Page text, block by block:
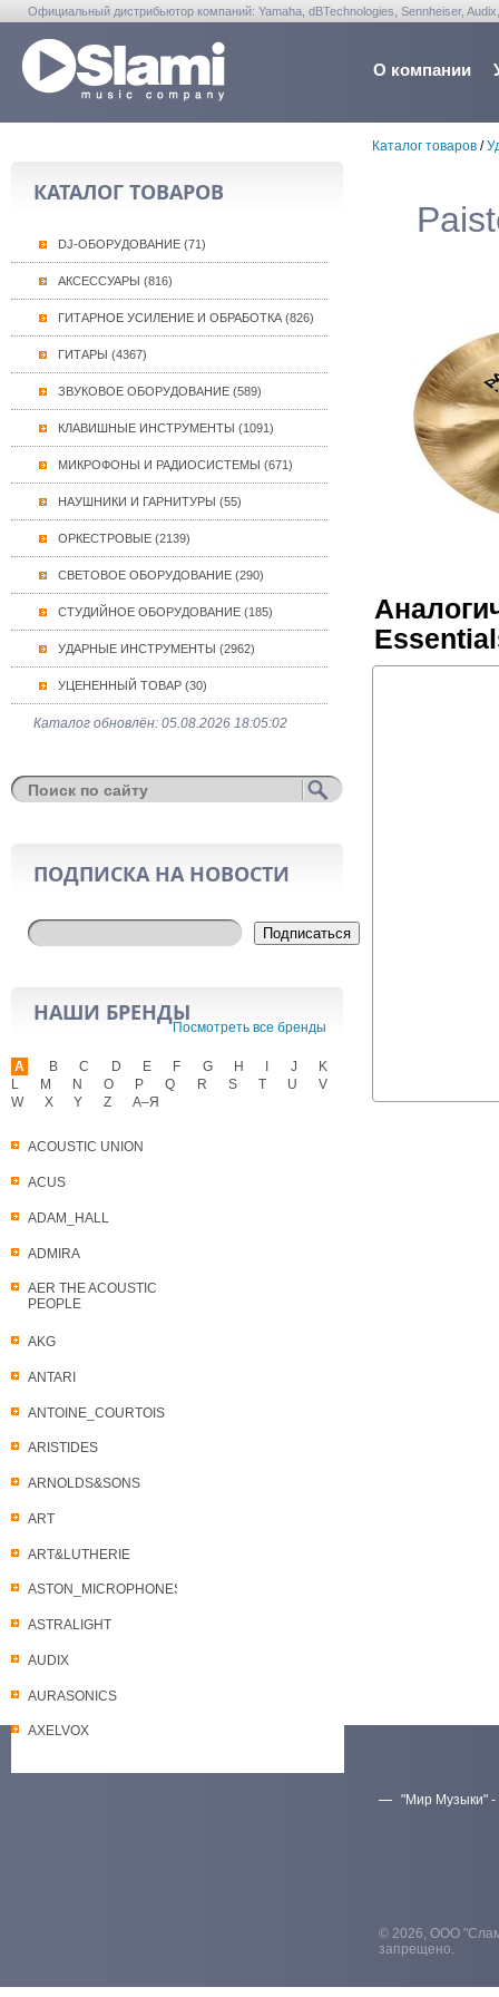
Официальный дистрибьютор компаний: Yamaha, dBTechnologies, Sennheiser,
О компании
КАТАЛОГ ТОВАРОВ
DJ-ОБОРУДОВАНИЕ (71)
АКСЕССУАРЫ (816)
ГИТАРНОЕ УСИЛЕНИЕ И ОБРАБОТКА (826)
ГИТАРЫ (4367)
ЗВУКОВОЕ ОБОРУДОВАНИЕ (589)
КЛАВИШНЫЕ ИНСТРУМЕНТЫ (1091)
МИКРОФОНЫ И РАДИОСИСТЕМЫ (671)
НАУШНИКИ И ГАРНИТУРЫ (55)
ОРКЕСТРОВЫЕ (2139)
СВЕТОВОЕ ОБОРУДОВАНИЕ (290)
СТУДИЙНОЕ ОБОРУДОВАНИЕ (185)
УДАРНЫЕ ИНСТРУМЕНТЫ (2962)
УЦЕНЕННЫЙ ТОВАР (30)
Каталог обновлён: 05.08.2026 18:05:02
ПОДПИСКА НА НОВОСТИ
Подписаться
НАШИ БРЕНДЫ
Посмотреть все бренды
A
ACOUSTIC UNION
ACUS
ADAM_HALL
ADMIRA
AER THE ACOUSTIC
PEOPLE
AKG
ANTARI
ANTOINE_COURTOIS
ARISTIDES
ARNOLDS&SONS
ART
ART&LUTHERIE
ASTON_MICROPHONES
ASTRALIGHT
AUDIX
AURASONICS
AXELVOX
B C D E F G H J
K
L
M N O P Q R S T U
V
W
X Y Z А–Я
Каталог товаров/
"Мир Музыки" -
© 2026, ООО
запрещено.